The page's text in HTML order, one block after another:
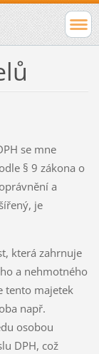
se mne
§ 9 zákona o
a
je
která zahrnuje
a nehmotného
tento majetek
např.
osobou
DPH, což